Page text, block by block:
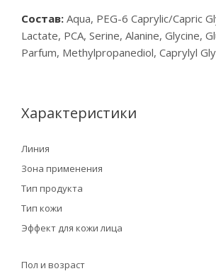
Состав: Aqua, PEG-6 Caprylic/Capric
Lactate, PCA, Serine, Alanine, Glycine,
Parfum, Methylpropanediol, Caprylyl
Характеристики
Линия
Зона применения
Тип продукта
Тип кожи
Эффект для кожи лица
Пол и возраст